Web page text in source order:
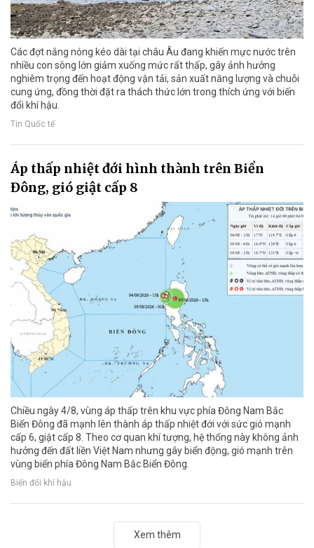
Các đợt nắng nóng kéo dài tại châu Âu đang khiến mực nước trên
nhiều con sông lớn giảm xuống mức rất thấp, gây ảnh hưởng
nghiêm trọng đến hoạt động vận tải, sản xuất năng lượng và chuỗi
cung ứng, đồng thời đặt ra thách thức lớn trong thích ứng với biến
đổi khí hậu.
Tin Quốc tế
Áp thấp nhiệt đới hình thành trên Biển
Đông, gió giật cấp 8
Chiều ngày 4/8, vùng áp thấp trên khu vực phía Đông Nam Bắc
Biển Đông đã mạnh lên thành áp thấp nhiệt đới với sức gió mạnh
cấp 6, giật cấp 8. Theo cơ quan khí tượng, hệ thống này không ảnh
hưởng đến đất liền Việt Nam nhưng gây biển động, gió mạnh trên
vùng biển phía Đông Nam Bắc Biển Đông.
Biến đổi khí hậu
Xem thêm